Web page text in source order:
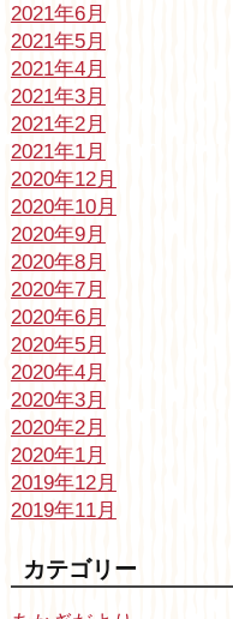
2021年6月
2021年5月
2021年4月
2021年3月
2021年2月
2021年1月
2020年12月
2020年10月
2020年9月
2020年8月
2020年7月
2020年6月
2020年5月
2020年4月
2020年3月
2020年2月
2020年1月
2019年12月
2019年11月
カテゴリー